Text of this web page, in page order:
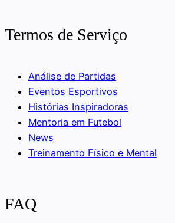
Termos de Serviço
Análise de Partidas
Eventos Esportivos
Histórias Inspiradoras
Mentoria em Futebol
News
Treinamento Físico e Mental
FAQ